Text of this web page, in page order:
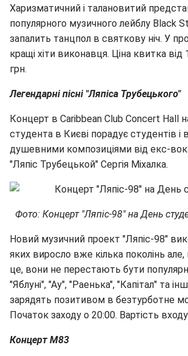
Харизматичний і талановитий
популярного музичного лейблу Black
запалить танцпол в святкову ніч. У
кращі хіти виконавця. Ціна квитка від
грн.
Легендарні пісні "Ляпіса Трубецького"
Концерт в Caribbean Club Concert Hall
студента в Києві порадує студентів і
душевними композиціями від екс-
"Ляпіс Трубецькой" Сергія Міхалка.
Фото: Концерт "Ляпіс-98" на День
Новий музичний проект "Ляпіс-98"
яких виросло вже кілька поколінь
це, вони не перестають бути
"Яблуні", "Ау", "Раенька", "Капітал" та
зарядять позитивом в безтурботне
Початок заходу о 20:00. Вартість
Концерт M83